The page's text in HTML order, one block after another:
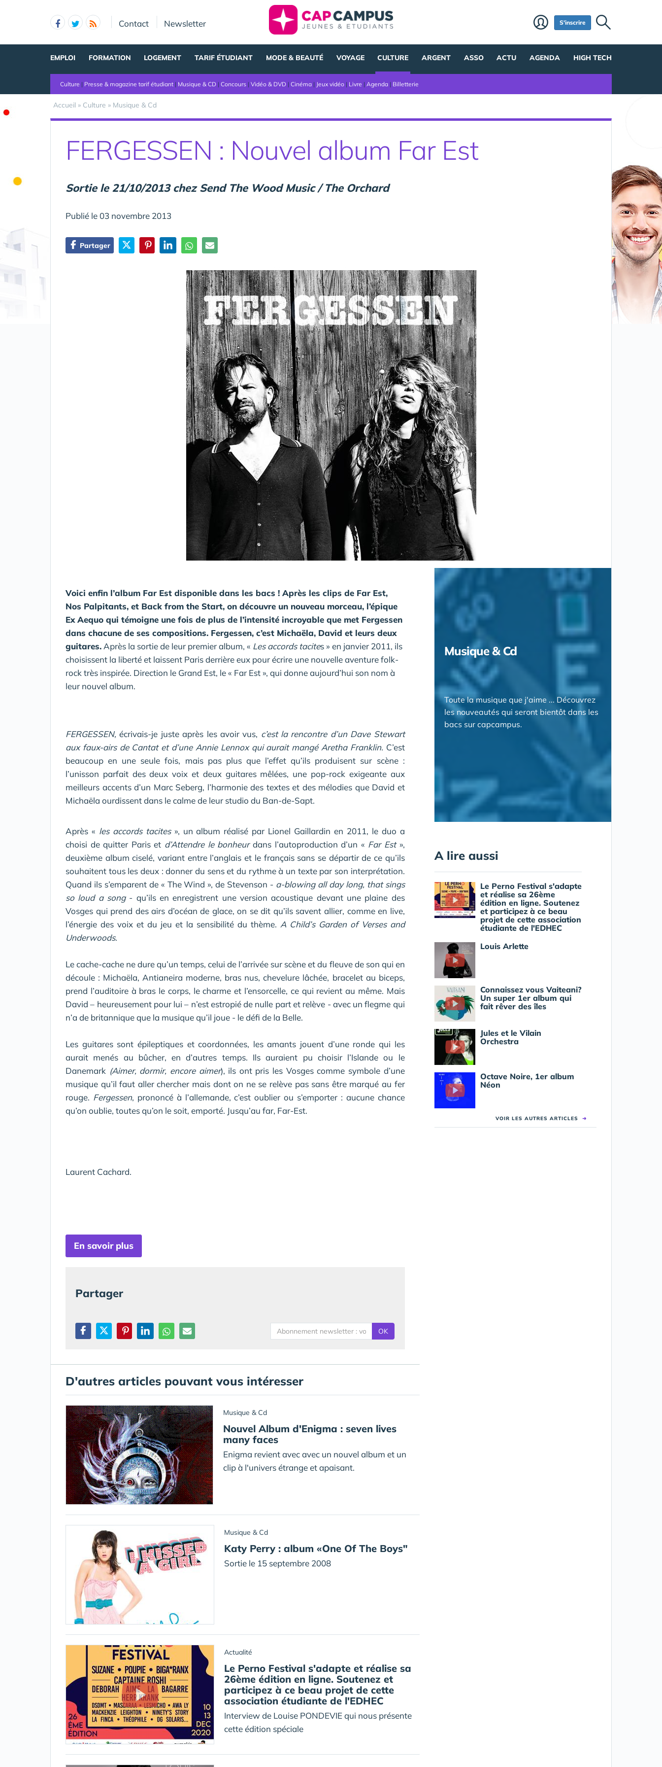
Contact Newsletter S'inscrire
EMPLOI FORMATION LOGEMENT TARIF ÉTUDIANT MODE & BEAUTÉ VOYAGE CULTURE ARGENT ASSO ACTU AGENDA HIGH TECH
Culture | Presse & magazine tarif étudiant | Musique & CD | Concours | Vidéo & DVD | Cinéma | Jeux vidéo | Livre | Agenda | Billetterie
Accueil » Culture » Musique & Cd
FERGESSEN : Nouvel album Far Est
Sortie le 21/10/2013 chez Send The Wood Music / The Orchard
Publié le 03 novembre 2013
Partager
Voici enfin l’album Far Est disponible dans les bacs ! Après les clips de Far Est,
Nos Palpitants, et Back from the Start, on découvre un nouveau morceau, l’épique
Ex Aequo qui témoigne une fois de plus de l’intensité incroyable que met Fergessen
dans chacune de ses compositions. Fergessen, c’est Michaëla, David et leurs deux
guitares. Après la sortie de leur premier album, « Les accords tacites » en janvier 2011, ils
choisissent la liberté et laissent Paris derrière eux pour écrire une nouvelle aventure folk-
rock très inspirée. Direction le Grand Est, le « Far Est », qui donne aujourd’hui son nom à
leur nouvel album.
FERGESSEN, écrivais-je juste après les avoir vus, c’est la rencontre d’un Dave Stewart
aux faux-airs de Cantat et d’une Annie Lennox qui aurait mangé Aretha Franklin.C’est
beaucoup en une seule fois, mais pas plus que l’effet qu’ils produisent sur scène :
l’unisson parfait des deux voix et deux guitares mêlées, une pop-rock exigeante aux
meilleurs accents d’un Marc Seberg, l’harmonie des textes et des mélodies que David et
Michaëla ourdissent dans le calme de leur studio du Ban-de-Sapt.
Après « les accords tacites », un album réalisé par Lionel Gaillardin en 2011, le duo a
choisi de quitter Paris et d’Attendre le bonheur dans l’autoproduction d’un « Far Est »,
deuxième album ciselé, variant entre l’anglais et le français sans se départir de ce qu’ils
souhaitent tous les deux : donner du sens et du rythme à un texte par son interprétation.
Quand ils s’emparent de « The Wind », de Stevenson - a-blowing all day long, that sings
so loud a song- qu’ils en enregistrent une version acoustique devant une plaine des
Vosges qui prend des airs d’océan de glace, on se dit qu’ils savent allier, comme en live,
l’énergie des voix et du jeu et la sensibilité du thème. A Child’s Garden of Verses and
Underwoods.
Le cache-cache ne dure qu’un temps, celui de l’arrivée sur scène et du fleuve de son qui en
découle : Michaëla, Antianeira moderne, bras nus, chevelure lâchée, bracelet au biceps,
prend l’auditoire à bras le corps, le charme et l’ensorcelle, ce qui revient au même. Mais
David – heureusement pour lui – n’est estropié de nulle part et relève - avec un flegme qui
n’a de britannique que la musique qu’il joue - le défi de la Belle.
Les guitares sont épileptiques et coordonnées, les amants jouent d’une ronde qui les
aurait menés au bûcher, en d’autres temps. Ils auraient pu choisir l’Islande ou le
Danemark (Aimer, dormir, encore aimer), ils ont pris les Vosges comme symbole d’une
musique qu’il faut aller chercher mais dont on ne se relève pas sans être marqué au fer
rouge. Fergessen, prononcé à l’allemande, c’est oublier ou s’emporter : aucune chance
qu’on oublie, toutes qu’on le soit, emporté. Jusqu’au far, Far-Est.
Laurent Cachard.
En savoir plus
Partager
OK
D'autres articles pouvant vous intéresser
Musique & Cd
Nouvel Album d'Enigma : seven lives
many faces
Enigma revient avec avec un nouvel album et un
clip à l'univers étrange et apaisant.
Musique & Cd
Katy Perry : album «One Of The Boys"
Sortie le 15 septembre 2008
Actualité
Le Perno Festival s'adapte et réalise sa
26ème édition en ligne. Soutenez et
participez à ce beau projet de cette
association étudiante de l'EDHEC
Interview de Louise PONDEVIE qui nous présente
cette édition spéciale
Musique & Cd
Toute la musique que j'aime ... Découvrez
les nouveautés qui seront bientôt dans les
bacs sur capcampus.
A lire aussi
Le Perno Festival s'adapte
et réalise sa 26ème
édition en ligne. Soutenez
et participez à ce beau
projet de cette association
étudiante de l'EDHEC
Louis Arlette
Connaissez vous Vaiteani?
Un super 1er album qui
fait rêver des îles
Jules et le Vilain
Orchestra
Octave Noire, 1er album
Néon
VOIR LES AUTRES ARTICLES ➜